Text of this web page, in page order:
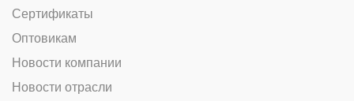
Сертификаты
Оптовикам
Новости компании
Новости отрасли